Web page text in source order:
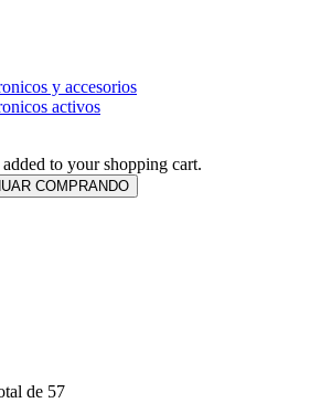
y accesorios
activos
to your shopping cart.
COMPRANDO
de 57